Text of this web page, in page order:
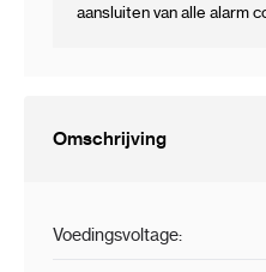
aansluiten van alle alarm
Omschrijving
Voedingsvoltage: